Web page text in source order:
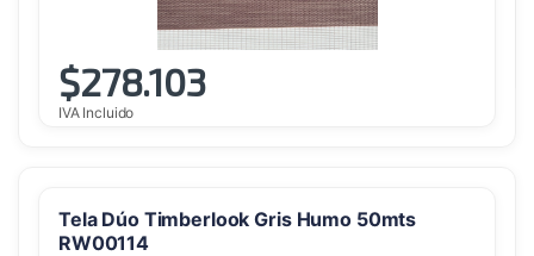
$278.103
IVA Incluido
Tela Dúo Timberlook Gris Humo 50mts
RW00114